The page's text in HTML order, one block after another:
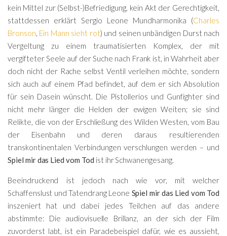
kein Mittel zur (Selbst-)Befriedigung, kein Akt der Gerechtigkeit,
stattdessen erklärt Sergio Leone Mundharmonika (Charles
Bronson, Ein Mann sieht rot) und seinen unbändigen Durst nach
Vergeltung zu einem traumatisierten Komplex, der mit
vergifteter Seele auf der Suche nach Frank ist, in Wahrheit aber
doch nicht der Rache selbst Ventil verleihen möchte, sondern
sich auch auf einem Pfad befindet, auf dem er sich Absolution
für sein Dasein wünscht. Die Pistollerios und Gunfighter sind
nicht mehr länger die Helden der ewigen Weiten; sie sind
Relikte, die von der Erschließung des Wilden Westen, vom Bau
der Eisenbahn und deren daraus resultierenden
transkontinentalen Verbindungen verschlungen werden – und
Spiel mir das Lied vom Tod ist ihr Schwanengesang.
Beeindruckend ist jedoch nach wie vor, mit welcher
Schaffenslust und Tatendrang Leone Spiel mir das Lied vom Tod
inszeniert hat und dabei jedes Teilchen auf das andere
abstimmte: Die audiovisuelle Brillanz, an der sich der Film
zuvorderst labt, ist ein Paradebeispiel dafür, wie es aussieht,